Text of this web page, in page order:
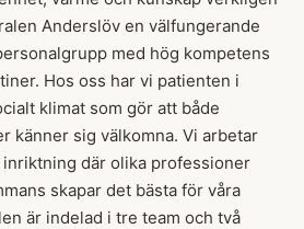
Anderslöv en välfungerande
med hög kompetens
Hos oss har vi patienten i
klimat som gör att både
känner sig välkomna. Vi arbetar
inriktning där olika professioner
skapar det bästa för våra
är indelad i tre team och två